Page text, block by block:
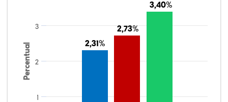
Percentual 2,31%
2,31%
2,73%
2,73%
3,40%
3,40%
1
2
3